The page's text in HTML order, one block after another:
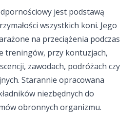
jest podstawą
wszystkich koni. Jego
na przeciążenia podczas
treningów, przy kontuzjach,
zawodach, podróżach czy
Starannie opracowana
niezbędnych do
obronnych organizmu.